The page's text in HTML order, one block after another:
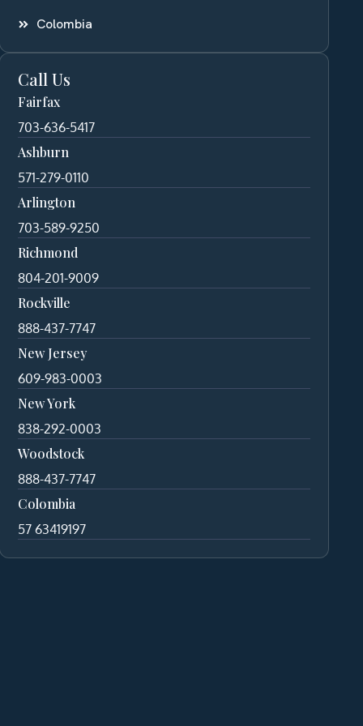
Colombia
Call Us
Fairfax
703-636-5417
Ashburn
571-279-0110
Arlington
703-589-9250
Richmond
804-201-9009
Rockville
888-437-7747
New Jersey
609-983-0003
New York
838-292-0003
Woodstock
888-437-7747
Colombia
57 63419197